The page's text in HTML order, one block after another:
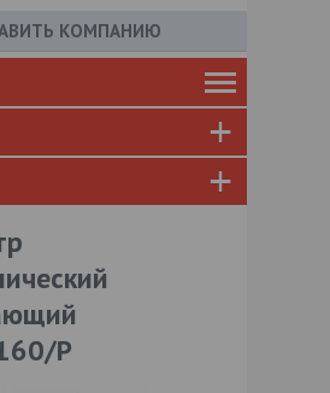
КОМПАНИЮ
Р